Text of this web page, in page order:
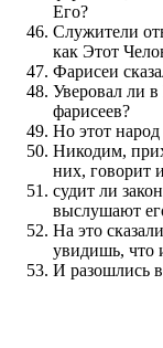
Его?
Служители
как Этот
Фарисеи
Уверовал ли
фарисеев?
Но этот народ
Никодим,
них, говорит
судит ли
выслушают
На это
увидишь, что
И разошлись